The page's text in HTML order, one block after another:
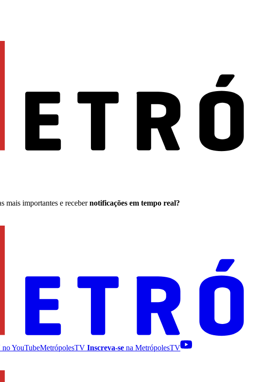
mais importantes e receber notificações em tempo real?
noYouTubeMetrópolesTV Inscreva-se na MetrópolesTV